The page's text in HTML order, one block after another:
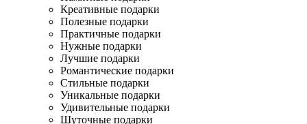
Креативные подарки
Полезные подарки
Практичные подарки
Нужные подарки
Лучшие подарки
Романтические подарки
Стильные подарки
Уникальные подарки
Удивительные подарки
Шуточные подарки